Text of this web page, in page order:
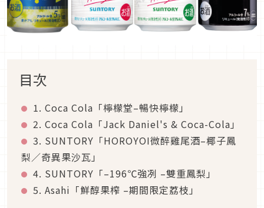
目次
1. Coca Cola「檸檬堂–暢快檸檬」
2. Coca Cola「Jack Daniel's & Coca-Cola」
3. SUNTORY「HOROYOI微醉雞尾酒–椰子鳳
梨／奇異果沙瓦」
4. SUNTORY「–196℃強冽 –雙重鳳梨」
5. Asahi「鮮醇果榨 –期間限定荔枝」